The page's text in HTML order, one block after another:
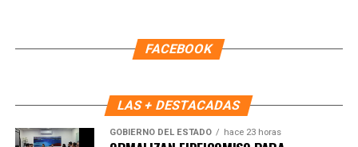
FACEBOOK
LAS + DESTACADAS
GOBIERNO DEL ESTADO hace 23 horas